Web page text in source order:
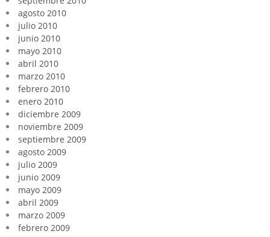
agosto 2010
julio 2010
junio 2010
mayo 2010
abril 2010
marzo 2010
febrero 2010
enero 2010
diciembre 2009
noviembre 2009
septiembre 2009
agosto 2009
julio 2009
junio 2009
mayo 2009
abril 2009
marzo 2009
febrero 2009